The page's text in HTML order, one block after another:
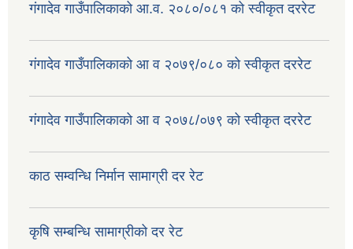
गंगादेव गाउँपालिकाको आ.व. २०८०/०८१ को स्वीकृत दररेट
गंगादेव गाउँपालिकाको आ व २०७९/०८० को स्वीकृत दररेट
गंगादेव गाउँपालिकाको आ व २०७८/०७९ को स्वीकृत दररेट
काठ सम्वन्धि निर्मान सामाग्री दर रेट
कृषि सम्बन्धि सामाग्रीको दर रेट